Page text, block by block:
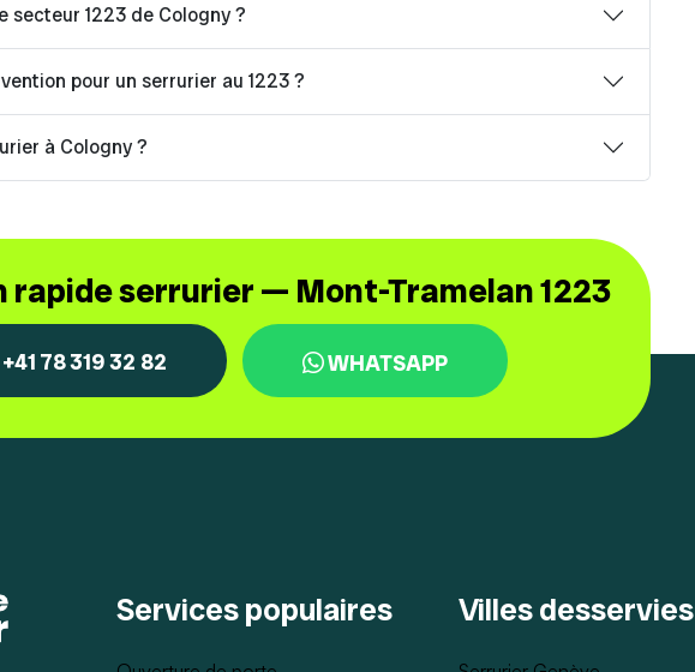
secteur 1223 de Cologny ?
pour un serrurier au 1223 ?
à Cologny ?
serrurier — Mont-Tramelan 1223
+41 78 319 32 82 WHATSAPP
Services populaires Villes desservies